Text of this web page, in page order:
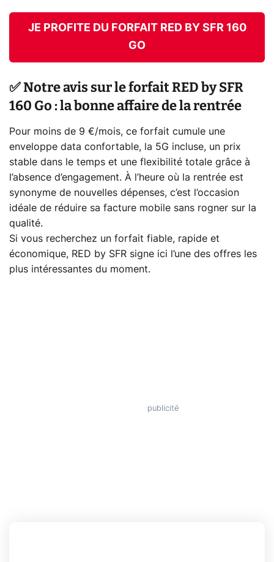
JE PROFITE DU FORFAIT RED BY SFR 160
GO
✅ Notre avis sur le forfait RED by SFR
160 Go : la bonne affaire de la rentrée
Pour moins de 9 €/mois, ce forfait cumule une
enveloppe data confortable, la 5G incluse, un prix
stable dans le temps et une flexibilité totale grâce à
l’absence d’engagement. À l’heure où la rentrée est
synonyme de nouvelles dépenses, c’est l’occasion
idéale de réduire sa facture mobile sans rogner sur la
qualité.
Si vous recherchez un forfait fiable, rapide et
économique, RED by SFR signe ici l’une des offres les
plus intéressantes du moment.